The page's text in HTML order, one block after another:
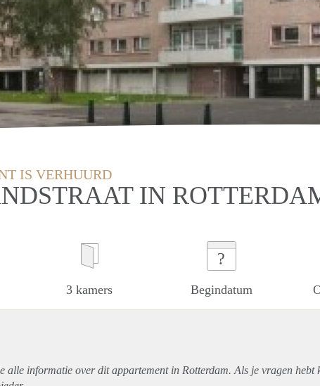
IS VERHUURD
IN
3 kamers
?
Begindatum
alle informatie over ditappartementin Rotterdam. Als je vragen hebt